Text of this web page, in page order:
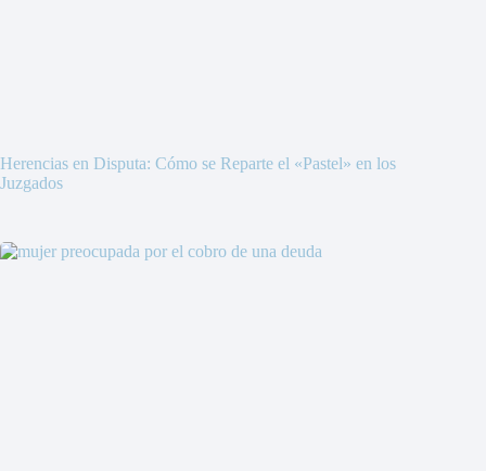
Herencias en Disputa: Cómo se Reparte el «Pastel» en los
Juzgados